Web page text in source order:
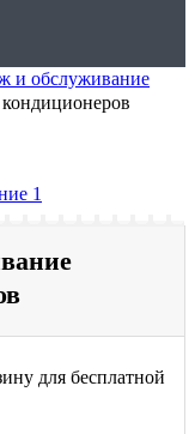
и обслуживание
для бесплатной